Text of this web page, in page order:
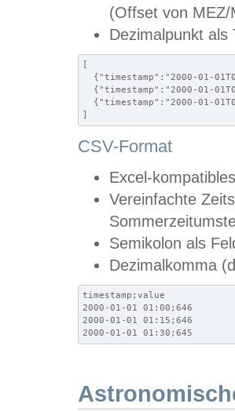
(Offset von MEZ/
Dezimalpunkt als
[
{"timestamp":"2000-01-
{"timestamp":"2000-01-
{"timestamp":"2000-01-
]
CSV-Format
Excel-
Vereinfachte
Semikolon als
Dezimalkomma
timestamp;value
2000-01-01 01:00;646
2000-01-01 01:15;646
2000-01-01 01:30;645